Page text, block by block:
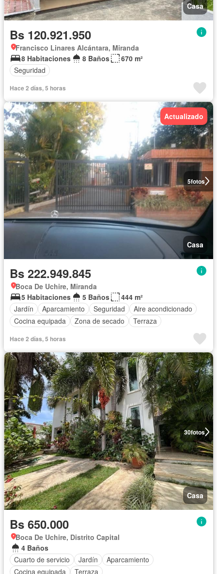
Casa
Bs 120.921.950
Francisco Linares Alcántara, Miranda
8 Habitaciones
8 Baños
670 m²
Seguridad
Hace 2 días, 5 horas
5fotos
Actualizado
Casa
Bs 222.949.845
Boca De Uchire, Miranda
5 Habitaciones
5 Baños
444 m²
Jardín
Aparcamiento Seguridad
Aire acondicionado
Cocina equipada
Zona de secado Terraza
Hace 2 días, 5 horas
30fotos
Casa
Bs 650.000
Boca De Uchire, Distrito Capital
4 Baños
Cuarto de servicio
Jardín
Aparcamiento
Cocina equipada
Terraza